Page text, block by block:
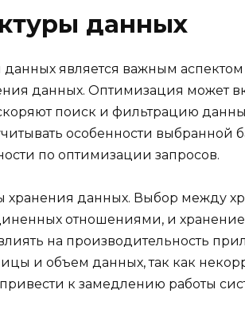
данных
является важным аспектом
данных. Оптимизация может
поиск и фильтрацию
особенности выбранной
по оптимизации запросов.
хранения данных. Выбор между
отношениями, и
на производительность
и объем данных, так как
к замедлению работы